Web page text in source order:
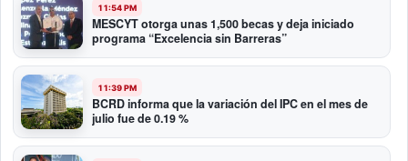
11:54 PM
MESCYT otorga unas 1,500 becas y deja iniciado
programa “Excelencia sin Barreras”
11:39 PM
BCRD informa que la variación del IPC en el mes de
julio fue de 0.19 %